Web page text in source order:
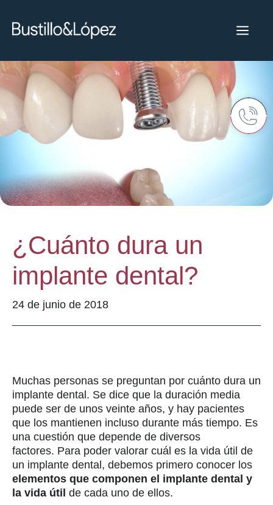
¿Cuánto dura un
implante dental?
24 de junio de 2018
Muchas personas se preguntan por cuánto dura un
implante dental. Se dice que la duración media
puede ser de unos veinte años, y hay pacientes
que los mantienen incluso durante más tiempo. Es
una cuestión que depende de diversos
factores. Para poder valorar cuál es la vida útil de
un implante dental, debemos primero conocer los
elementos que componen el implante dental y
la vida útil de cada uno de ellos.